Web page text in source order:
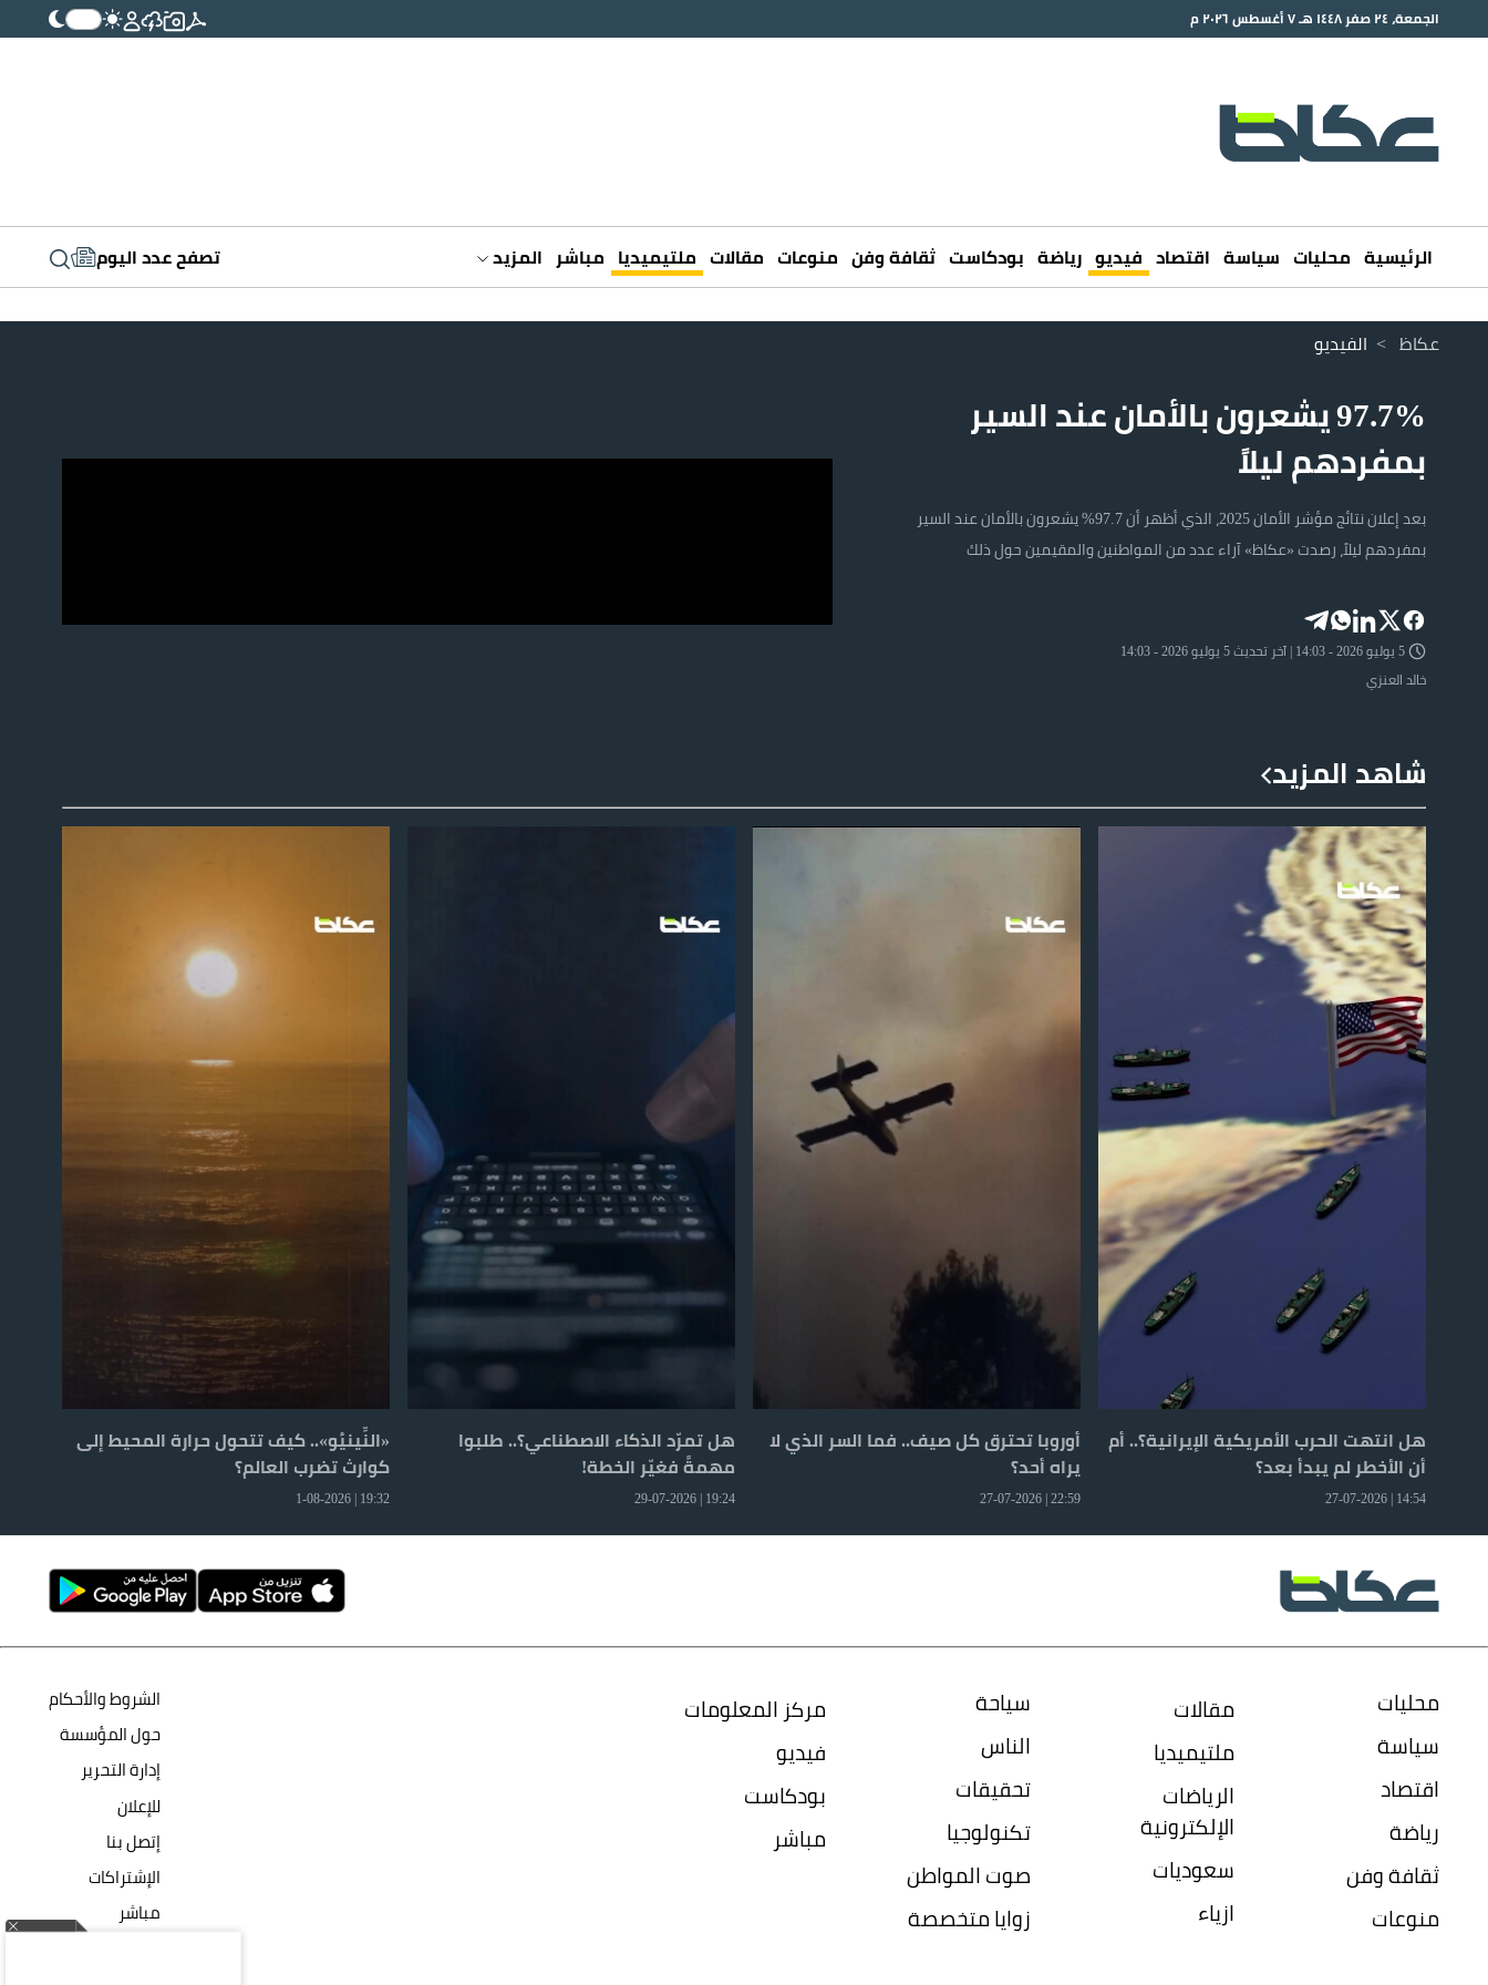
الجمعة، ٢٤ صفر ١٤٤٨ هـ ٧ أغسطس ٢٠٢٦ م
الرئيسية محليات سياسة اقتصاد فيديو رياضة بودكاست ثقافة وفن منوعات مقالات ملتيميديا مباشر المزيد تصفح عدد اليوم
عكاظ > الفيديو
97.7% يشعرون بالأمان عند السير
بمفردهم ليلاً
بعد إعلان نتائج مؤشر الأمان 2025، الذي أظهر أن 97.7% يشعرون بالأمان عند السير
بمفردهم ليلاً، رصدت «عكاظ» آراء عدد من المواطنين والمقيمين حول ذلك
خالد العنزي
شاهد المزيد
هل انتهت الحرب الأمريكية الإيرانية؟.. أم
أن الأخطر لم يبدأ بعد؟
14:54 | 27-07-2026
أوروبا تحترق كل صيف.. فما السر الذي لا
يراه أحد؟
22:59 | 27-07-2026
هل تمرّد الذكاء الاصطناعي؟.. طلبوا
مهمةً فغيّر الخطة!
19:24 | 29-07-2026
«النِّينيُو».. كيف تتحول حرارة المحيط إلى
كوارث تضرب العالم؟
19:32 | 1-08-2026
محليات
سياسة
اقتصاد
رياضة
ثقافة وفن
منوعات
مقالات
ملتيميديا
الرياضات
الإلكترونية
سعوديات
ازياء
سياحة
الناس
تحقيقات
تكنولوجيا
صوت المواطن
زوايا متخصصة
مركز المعلومات
فيديو
بودكاست
مباشر
الشروط والأحكام
حول المؤسسة
إدارة التحرير
للإعلان
إتصل بنا
الإشتراكات
مباشر